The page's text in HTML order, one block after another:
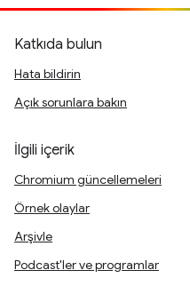
Katkıda bulun
Hata bildirin
Açık sorunlara bakın
İlgili içerik
Chromium güncellemeleri
Örnek olaylar
Arşivle
Podcast'ler ve programlar